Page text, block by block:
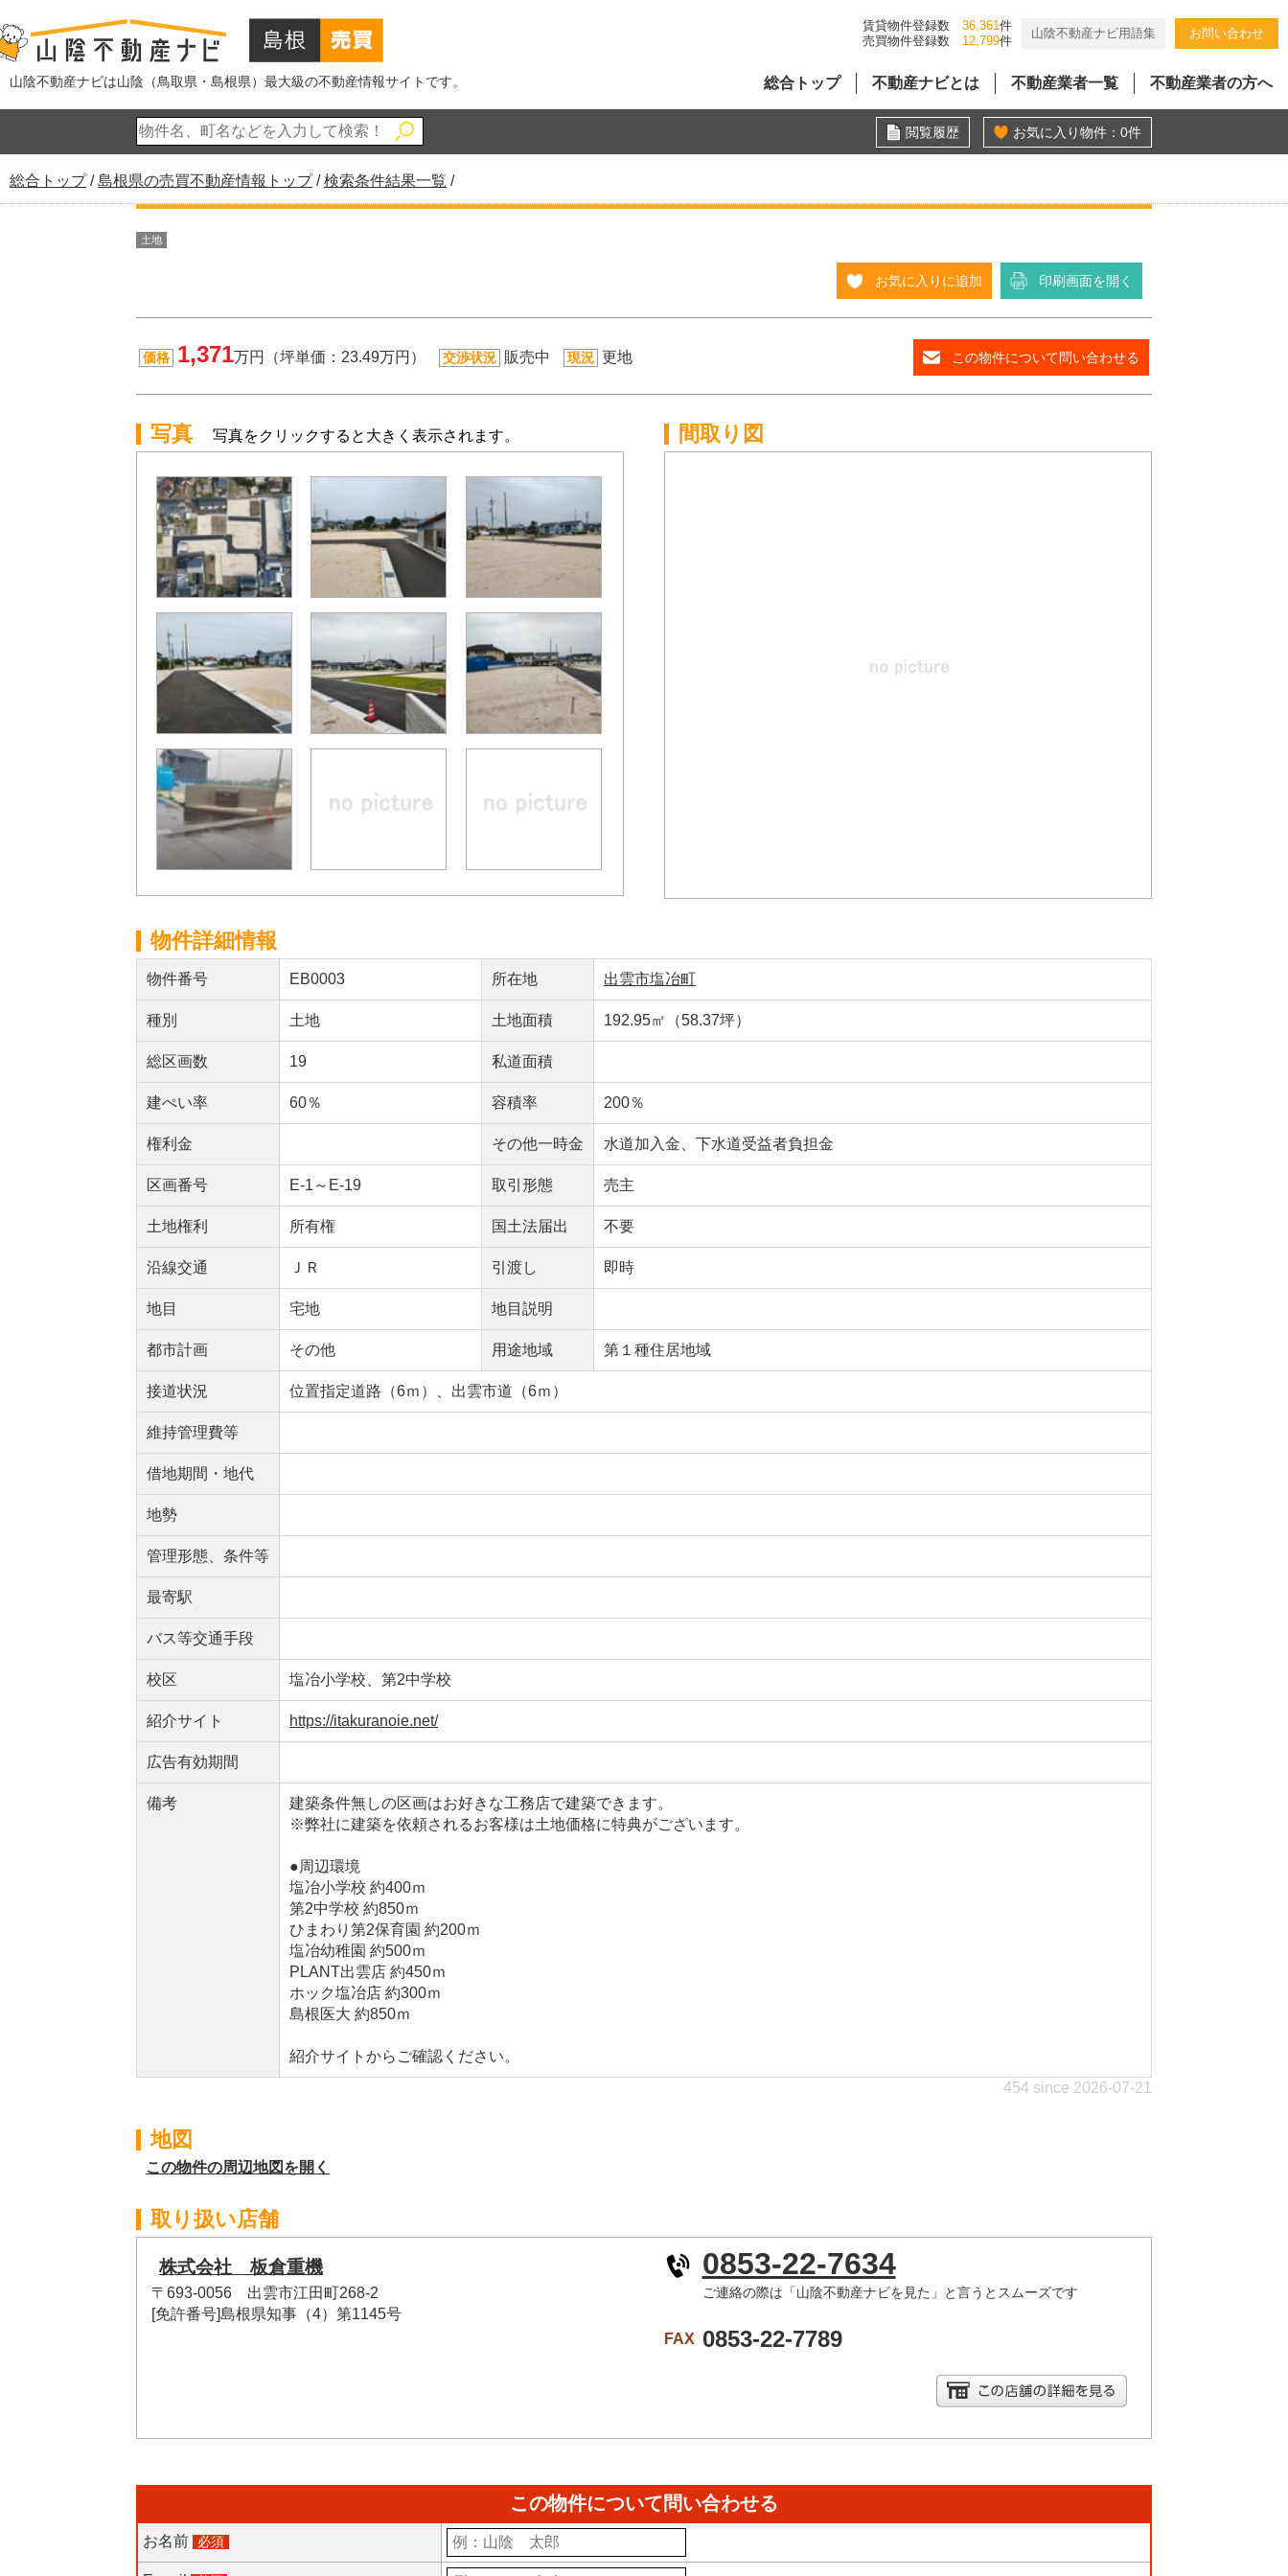
山陰不動産ナビは山陰（鳥取県・島根県）最大級の不動産情報サイトです。
賃貸物件登録数 36,361件
売買物件登録数
12,799件
山陰不動産ナビ用語集 お問い合わせ
総合トップ 不動産ナビとは 不動産業者一覧 不動産業者の方へ
閲覧履歴 お気に入り物件： 0件
現
在
総合トップ/島根県の売買不動産情報トップ/検索条件結果一覧 /
土地
お気に入りに追加 印刷画面を開く
価格 1,371万円（坪単価：23.49万円） 交渉状況 販売中 現況 更地 この物件について問い合わせる
写真 写真をクリックすると大きく表示されます。 間取り図
物件詳細情報
物件番号 EB0003 所在地 出雲市塩冶町
種別 土地 土地面積 192.95㎡（58.37坪）
総区画数 19 私道面積
建ぺい率 60％ 容積率 200％
権利金 その他一時金 水道加入金、下水道受益者負担金
区画番号 E-1～E-19 取引形態 売主
土地権利 所有権 国土法届出 不要
沿線交通 ＪＲ 引渡し 即時
地目 宅地 地目説明
都市計画 その他 用途地域 第１種住居地域
接道状況 位置指定道路（6ｍ）、出雲市道（6ｍ）
維持管理費等
借地期間・地代
地勢
管理形態、条件等
最寄駅
バス等交通手段
校区 塩冶小学校、第2中学校
紹介サイト https://itakuranoie.net/
広告有効期間
備考
建築条件無しの区画はお好きな工務店で建築できます。
※弊社に建築を依頼されるお客様は土地価格に特典がございます。
●周辺環境
塩冶小学校 約400ｍ
第2中学校 約850ｍ
ひまわり第2保育園 約200ｍ
塩冶幼稚園 約500ｍ
PLANT出雲店 約450ｍ
ホック塩冶店 約300ｍ
島根医大 約850ｍ
紹介サイトからご確認ください。
454 since 2026-07-21
地図
この物件の周辺地図を開く
取り扱い店舗
株式会社 板倉重機
〒693-0056 出雲市江田町268-2
[免許番号]島根県知事（4）第1145号
0853-22-7634
ご連絡の際は「山陰不動産ナビを見た」と言うとスムーズです
FAX 0853-22-7789